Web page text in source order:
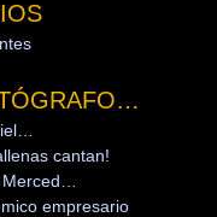
cantan!
empresario